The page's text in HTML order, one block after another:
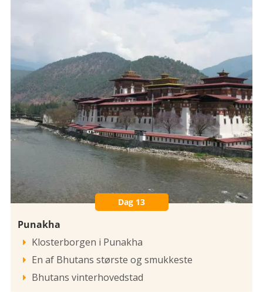
Dag 13
Punakha
 Klosterborgen i Punakha
 En af Bhutans største og smukkeste
 Bhutans vinterhovedstad